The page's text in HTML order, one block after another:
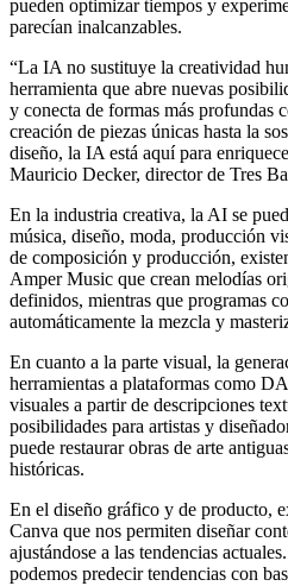
pueden optimizar tiempos y
parecían inalcanzables.
“La IA no sustituye la creatividad
herramienta que abre nuevas
y conecta de formas más profundas
creación de piezas únicas hasta la
diseño, la IA está aquí para
Mauricio Decker, director de Tres
En la industria creativa, la AI se
música, diseño, moda, producción
de composición y producción,
Amper Music que crean melodías
definidos, mientras que programas
automáticamente la mezcla y
En cuanto a la parte visual, la
herramientas a plataformas como
visuales a partir de descripciones
posibilidades para artistas y
puede restaurar obras de arte
históricas.
En el diseño gráfico y de producto,
Canva que nos permiten diseñar
ajustándose a las tendencias
podemos predecir tendencias con